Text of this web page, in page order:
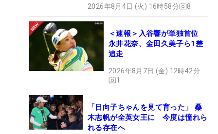
2026年8月4日 (火) 16時58分 8
＜速報＞入谷響が単独首位
永井花奈、金田久美子ら1差
追走
2026年8月7日 (金) 12時42分
1
「日向子ちゃんを見て育った」 桑
木志帆が全英女王に 今度は憧れら
れる存在へ